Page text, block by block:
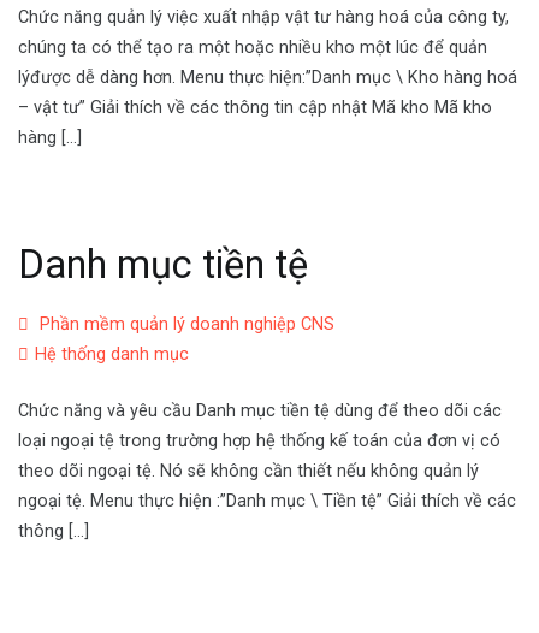
Chức năng quản lý việc xuất nhập vật tư hàng hoá của công ty,
chúng ta có thể tạo ra một hoặc nhiều kho một lúc để quản
lýđược dễ dàng hơn. Menu thực hiện:”Danh mục \ Kho hàng hoá
– vật tư” Giải thích về các thông tin cập nhật Mã kho Mã kho
hàng […]
Danh mục tiền tệ
Phần mềm quản lý doanh nghiệp CNS
Hệ thống danh mục
Chức năng và yêu cầu Danh mục tiền tệ dùng để theo dõi các
loại ngoại tệ trong trường hợp hệ thống kế toán của đơn vị có
theo dõi ngoại tệ. Nó sẽ không cần thiết nếu không quản lý
ngoại tệ. Menu thực hiện :”Danh mục \ Tiền tệ” Giải thích về các
thông […]